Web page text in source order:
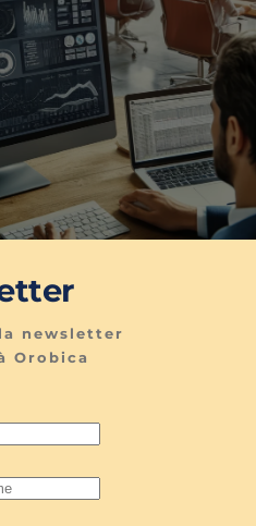
newsletter
Orobica